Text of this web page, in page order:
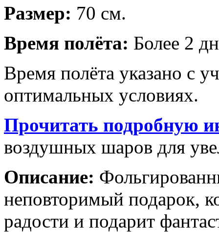
Размер: 70 см.
Время полёта: Более 2
Время полёта указано с
оптимальных условиях.
Прочитать подробную
воздушных шаров для
Описание:
неповторимый подарок,
радости и подарит